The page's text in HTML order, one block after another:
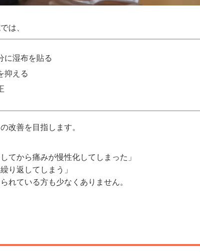
は、
に湿布を貼る
抑える
改善を目指します。
てから痛みが慢性化してしまった」
り返してしまう」
れている方も少なくありません。